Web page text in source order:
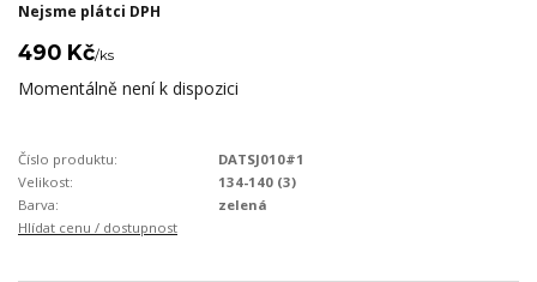
Nejsme plátci DPH
490 Kč/ks
Momentálně není k dispozici
Číslo produktu:
DATSJ010#1
Velikost:
134-140 (3)
Barva:
zelená
Hlídat cenu / dostupnost